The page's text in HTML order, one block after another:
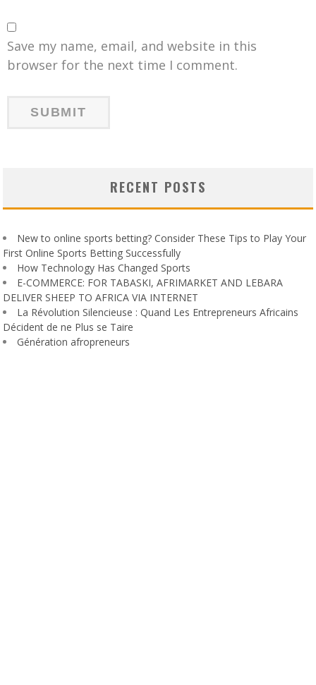
Save my name, email, and website in this
browser for the next time I comment.
RECENT POSTS
New to online sports betting? Consider These Tips to Play Your
First Online Sports Betting Successfully
How Technology Has Changed Sports
E-COMMERCE: FOR TABASKI, AFRIMARKET AND LEBARA
DELIVER SHEEP TO AFRICA VIA INTERNET
La Révolution Silencieuse : Quand Les Entrepreneurs Africains
Décident de ne Plus se Taire
Génération afropreneurs